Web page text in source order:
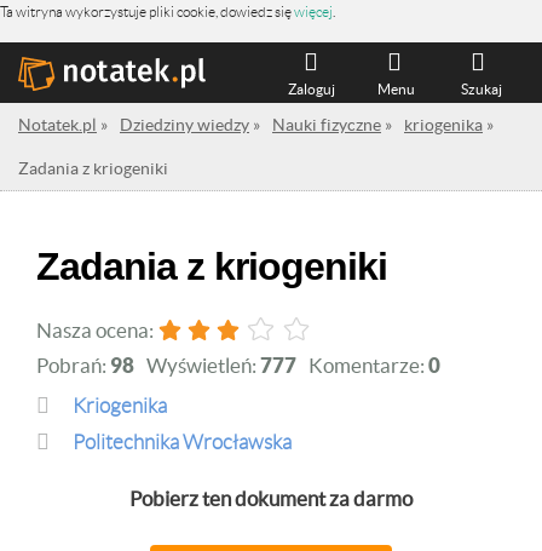
Ta witryna wykorzystuje pliki cookie, dowiedz sięwięcej
Szukaj
Menu
Zaloguj
Notatek.pl » Dziedziny wiedzy » Nauki fizyczne » kriogenika »
Zadania z kriogeniki
Zadania z kriogeniki
Nasza ocena:
Pobrań: 98 Wyświetleń: 777 Komentarze: 0
kriogenika
Politechnika Wrocławska
Pobierz ten dokument za darmo